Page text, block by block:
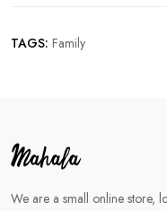
TAGS: Family
We are a small online store,